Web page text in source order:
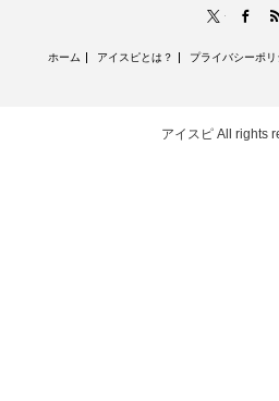
ホーム アイスピとは？ プライバシーポリ
アイスピ All rights